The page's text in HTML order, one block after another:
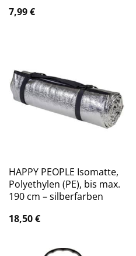
7,99€
HAPPY PEOPLE Isomatte,
Polyethylen (PE), bis max.
190 cm – silberfarben
18,50€